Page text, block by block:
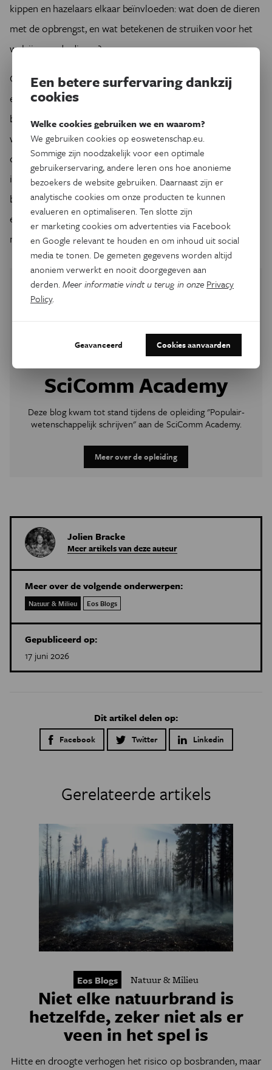
kippen en hazelaars elkaar beïnvloeden: wat doen de dieren
met de opbrengst, en wat betekenen de struiken voor het
welzijn van de dieren?
Op plekken waar de kippen het vaakst vertoeven, zagen we
een hogere opbrengst, mogelijk dankzij de mest en een
bijkomend effect op plaagdruk. Vooral op warme dagen
was ook duidelijk dat de dieren de schaduw en koelte van
de hazelaars apprecieerden. Dat maakt dit systeem
interessant voor beide. Precies daarin schuilt de kracht van
boslandbouw: voedsel produceren én tegelijk bouwen aan
een veerkrachtige landbouw. En de hazelnoten? Die hoeven
niet onder te doen voor exemplaren uit pakweg Italië.
SciComm Academy
Deze blog kwam tot stand tijdens de opleiding "Populair-
wetenschappelijk schrijven" aan de SciComm Academy.
Meer over de opleiding
Jolien Bracke
Meer artikels van deze auteur
Meer over de volgende onderwerpen:
Natuur & Milieu Eos Blogs
Gepubliceerd op:
17 juni 2026
Dit artikel delen op:
Facebook Twitter Linkedin
Gerelateerde artikels
Eos Blogs Natuur & Milieu
Niet elke natuurbrand is
hetzelfde, zeker niet als er
veen in het spel is
Hitte en droogte verhogen het risico op bosbranden, maar
Een betere surfervaring dankzij
cookies
Welke cookies gebruiken we en waarom?
We gebruiken cookies op eoswetenschap.eu.
Sommige zijn noodzakelijk voor een optimale
gebruikerservaring, andere leren ons hoe anonieme
bezoekers de website gebruiken. Daarnaast zijn er
analytische cookies om onze producten te kunnen
evalueren en optimaliseren. Ten slotte zijn
er marketing cookies om advertenties via Facebook
en Google relevant te houden en om inhoud uit social
media te tonen. De gemeten gegevens worden altijd
anoniem verwerkt en nooit doorgegeven aan
derden.Meer informatie vindt u terug in onze Privacy
Policy.
Geavanceerd Cookies aanvaarden